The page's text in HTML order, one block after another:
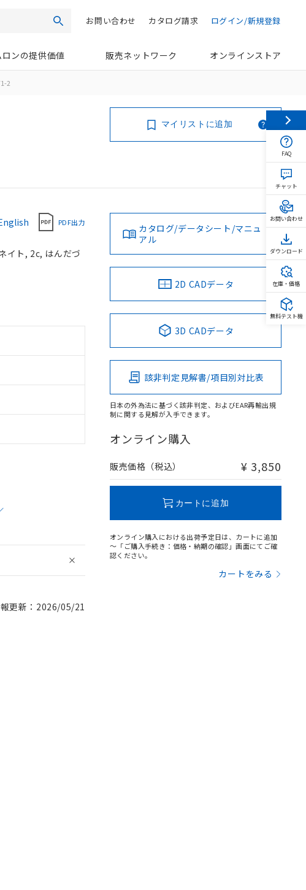
検索 ログイン/新規登録
カタログ請求
お問い合わせ
ロンの提供価値 販売ネットワーク オンラインストア
2
マイリストに追加
PDF出力
イト, 2c, はんだづ
更新：2026/05/21
カタログ/データシート/マニュ
アル
2D CADデータ
3D CADデータ
該非判定見解書/項目別対比表
日本の外為法に基づく該非判定、およびEAR再輸出規
制に関する見解が入手できます。
オンライン購入
販売価格（税込） ¥ 3,850
カートに追加
オンライン購入における出荷予定日は、カートに追加
～「ご購入手続き：価格・納期の確認」画面にてご確
認ください。
カートをみる
FAQ
チャット
お問い合わせ
ダウンロード
在庫・価格
無料テスト機